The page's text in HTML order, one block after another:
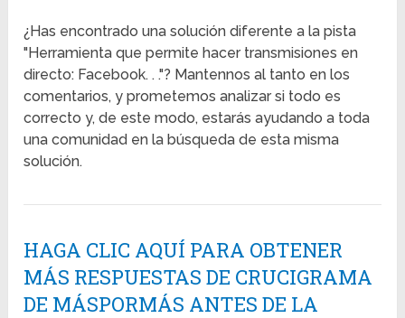
¿Has encontrado una solución diferente a la pista
"Herramienta que permite hacer transmisiones en
directo: Facebook. . ."? Mantennos al tanto en los
comentarios, y prometemos analizar si todo es
correcto y, de este modo, estarás ayudando a toda
una comunidad en la búsqueda de esta misma
solución.
HAGA CLIC AQUÍ PARA OBTENER
MÁS RESPUESTAS DE CRUCIGRAMA
DE MÁSPORMÁS ANTES DE LA